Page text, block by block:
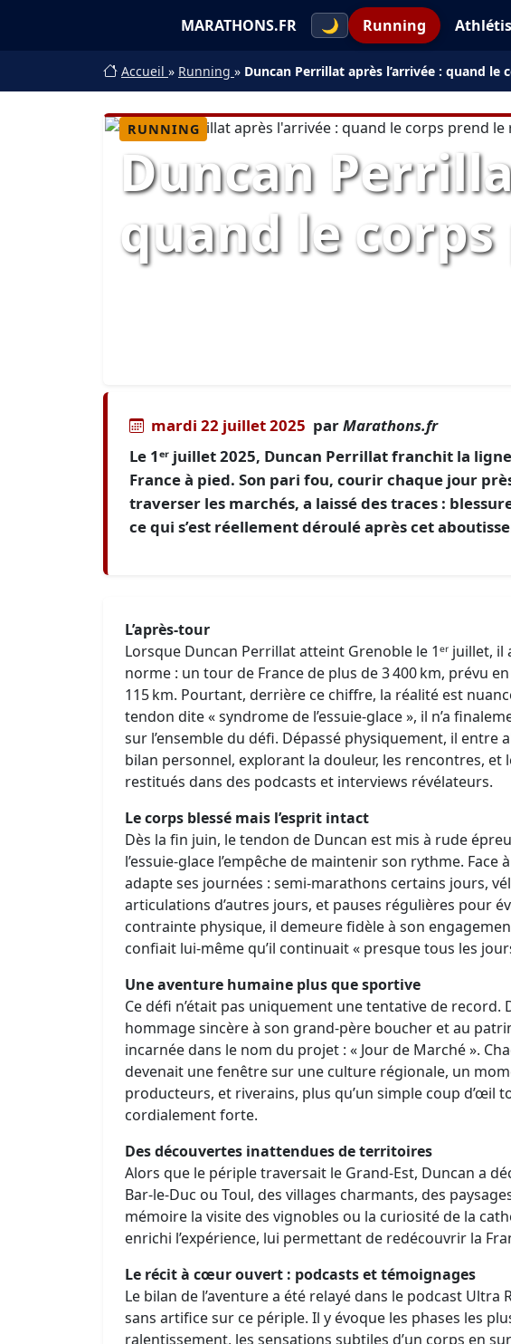
MARATHONS.FR 🌙 Running
Accueil » Running » Duncan Perrillat après l’arrivée : quand le
RUNNING
Duncan
quand le
mardi 22 juillet 2025 parMarathons.fr
Le 1ᵉʳ juillet 2025, Duncan Perrillat franchit la
France à pied. Son pari fou, courir chaque jour
traverser les marchés, a laissé des traces :
ce qui s’est réellement déroulé après cet
L’après‑tour
Lorsque Duncan Perrillat atteint Grenoble le 1ᵉʳ juillet,
norme : un tour de France de plus de 3 400 km, prévu
115 km. Pourtant, derrière ce chiffre, la réalité est
tendon dite « syndrome de l’essuie‑glace », il n’a
sur l’ensemble du défi. Dépassé physiquement, il entre
bilan personnel, explorant la douleur, les rencontres, et
restitués dans des podcasts et interviews révélateurs.
Le corps blessé mais l’esprit intact
Dès la fin juin, le tendon de Duncan est mis à rude
l’essuie‑glace l’empêche de maintenir son rythme.
adapte ses journées : semi‑marathons certains jours,
articulations d’autres jours, et pauses régulières pour
contrainte physique, il demeure fidèle à son
confiait lui-même qu’il continuait « presque tous les
Une aventure humaine plus que sportive
Ce défi n’était pas uniquement une tentative de record.
hommage sincère à son grand‑père boucher et au
incarnée dans le nom du projet : « Jour de Marché ».
devenait une fenêtre sur une culture régionale, un
producteurs, et riverains, plus qu’un simple coup d’œil
cordialement forte.
Des découvertes inattendues de territoires
Alors que le périple traversait le Grand‑Est, Duncan a
Bar‑le‑Duc ou Toul, des villages charmants, des
mémoire la visite des vignobles ou la curiosité de la
enrichi l’expérience, lui permettant de redécouvrir la
Le récit à cœur ouvert : podcasts et témoignages
Le bilan de l’aventure a été relayé dans le podcast Ultra
sans artifice sur ce périple. Il y évoque les phases les
ralentissement, les sensations subtiles d’un corps en